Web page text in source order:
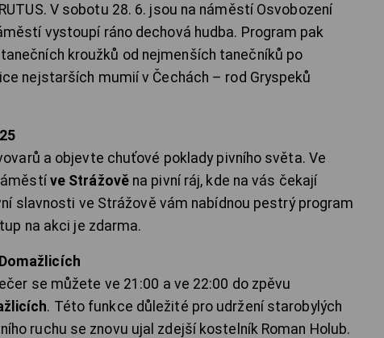
V sobotu 28. 6. jsou na náměstí Osvobození
vystoupí ráno dechová hudba. Program pak
kroužků od nejmenších tanečníků po
nejstarších mumií v Čechách – rod Gryspeků
a objevte chuťové poklady pivního světa. Ve
ve Strážověna pivní ráj, kde na vás čekají
slavnosti ve Strážově vám nabídnou pestrý program
na akci je zdarma.
se můžete ve 21:00 a ve 22:00 do zpěvu
. Této funkce důležité pro udržení starobylých
ruchu se znovu ujal zdejší kostelník Roman Holub.